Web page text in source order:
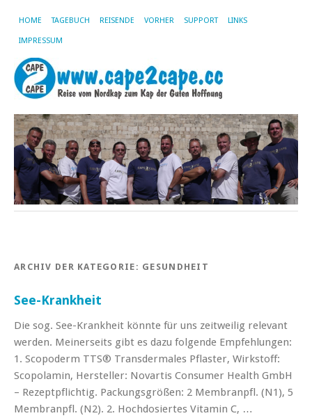
HOME TAGEBUCH REISENDE VORHER SUPPORT LINKS
IMPRESSUM
ARCHIV DER KATEGORIE: GESUNDHEIT
See-Krankheit
Die sog. See-Krankheit könnte für uns zeitweilig relevant
werden. Meinerseits gibt es dazu folgende Empfehlungen:
1. Scopoderm TTS® Transdermales Pflaster, Wirkstoff:
Scopolamin, Hersteller: Novartis Consumer Health GmbH
– Rezeptpflichtig. Packungsgrößen: 2 Membranpfl. (N1), 5
Membranpfl. (N2). 2. Hochdosiertes Vitamin C, …